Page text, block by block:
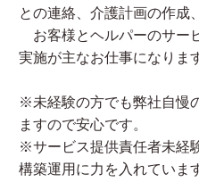
との連絡、介護計画の作成、
お客様とヘルパーのサー
実施が主なお仕事になりま
※未経験の方でも弊社自慢
ますので安心です。
※サービス提供責任者未経
構築運用に力を入れていま